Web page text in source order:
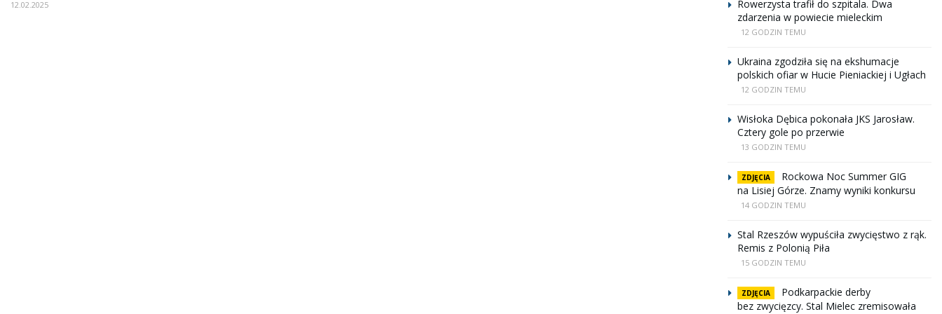
12.02.2025
Rowerzysta trafił do szpitala. Dwa
zdarzenia w powiecie mieleckim
12 GODZIN TEMU
Ukraina zgodziła się na ekshumacje
polskich ofiar w Hucie Pieniackiej i Ugłach
12 GODZIN TEMU
Wisłoka Dębica pokonała JKS Jarosław.
Cztery gole po przerwie
13 GODZIN TEMU
ZDJĘCIA
Rockowa Noc Summer GIG
na Lisiej Górze. Znamy wyniki konkursu
14 GODZIN TEMU
Stal Rzeszów wypuściła zwycięstwo z rąk.
Remis z Polonią Piła
15 GODZIN TEMU
ZDJĘCIA
Podkarpackie derby
bez zwycięzcy. Stal Mielec zremisowała